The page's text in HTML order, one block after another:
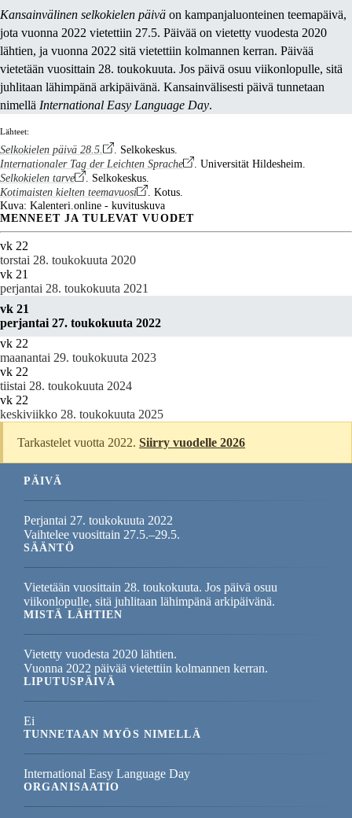
Kansainvälinen selkokielen päivä on kampanjaluonteinen teemapäivä,
jota vuonna 2022 vietettiin 27.5. Päivää on vietetty vuodesta 2020
lähtien, ja vuonna 2022 sitä vietettiin kolmannen kerran. Päivää
vietetään vuosittain 28. toukokuuta. Jos päivä osuu viikonlopulle, sitä
juhlitaan lähimpänä arkipäivänä. Kansainvälisesti päivä tunnetaan
nimellä International Easy Language Day.
Lähteet:
Selkokielen päivä 28.5.
. Selkokeskus.
Internationaler Tag der Leichten Sprache
. Universität Hildesheim.
Selkokielen tarve
. Selkokeskus.
Kotimaisten kielten teemavuosi
. Kotus.
Kuva: Kalenteri.online - kuvituskuva
MENNEET JA TULEVAT VUODET
vk 22
torstai 28. toukokuuta 2020
vk 21
perjantai 28. toukokuuta 2021
vk 21
perjantai 27. toukokuuta 2022
vk 22
maanantai 29. toukokuuta 2023
vk 22
tiistai 28. toukokuuta 2024
vk 22
keskiviikko 28. toukokuuta 2025
Tarkastelet vuotta 2022.Siirry vuodelle 2026
PÄIVÄ
Perjantai 27. toukokuuta 2022
Vaihtelee vuosittain 27.5.–29.5.
SÄÄNTÖ
Vietetään vuosittain 28. toukokuuta. Jos päivä osuu
viikonlopulle, sitä juhlitaan lähimpänä arkipäivänä.
MISTÄ LÄHTIEN
Vietetty vuodesta 2020 lähtien.
Vuonna 2022 päivää vietettiin kolmannen kerran.
LIPUTUSPÄIVÄ
Ei
TUNNETAAN MYÖS NIMELLÄ
International Easy Language Day
ORGANISAATIO